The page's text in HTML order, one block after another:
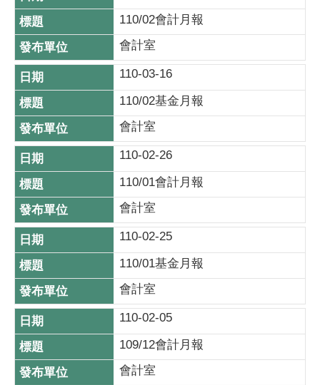
110/02會計月報
會計室
110-03-16
110/02基金月報
會計室
110-02-26
110/01會計月報
會計室
110-02-25
110/01基金月報
會計室
110-02-05
109/12會計月報
會計室